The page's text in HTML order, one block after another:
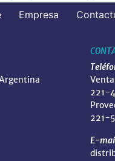
Empresa
221-
221-
E-